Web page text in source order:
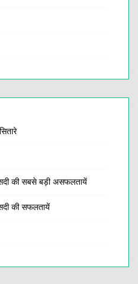
की सबसे बड़ी असफलतायें
की सफलतायें